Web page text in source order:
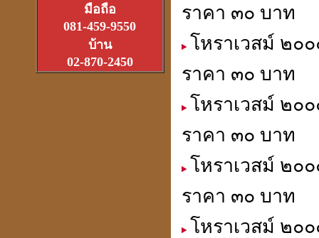
หลวงหนุ่ย
ที่สุดแห่งเจ้าพิธีเทวาภิเษก
จตุคามราเทพ 27 มิ.ย.2550
มือถือ
081-459-9550
บ้าน
02-870-2450
ราคา ๓๐ บาท
โหราเวสม์ ๒
ราคา ๓๐ บาท
โหราเวสม์ ๒
ราคา ๓๐ บาท
โหราเวสม์ ๒
ราคา ๓๐ บาท
โหราเวสม์ ๒